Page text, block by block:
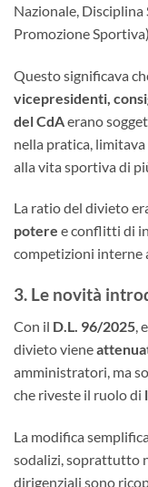
Nazionale,
Promozione
Questo significava
vicepresidenti,
del CdAerano
nella pratica,
alla vita sportiva di
La ratio del divieto
potere e conflitti di
competizioni interne
3. Le novità
Con il D.L. 96/2025,
divieto viene
amministratori, ma
che riveste il ruolo di
La modifica
sodalizi, soprattutto
dirigenziali sono